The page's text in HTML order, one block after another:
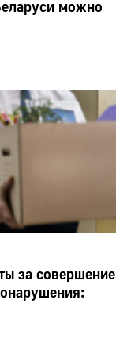
можно
за совершение